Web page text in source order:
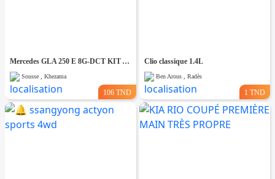
Mercedes GLA 250 E 8G-DCT KIT AMG PACK NIGHT
Sousse , Khezama
106 TND
Clio classique 1.4L
Ben Arous , Radès
1 TND